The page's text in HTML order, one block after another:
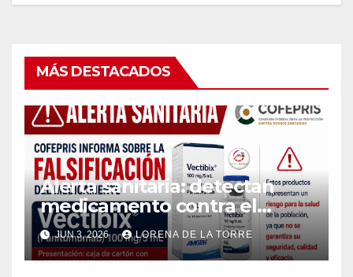
MÁS DESTACADOS
Alerta sanitaria: detectan
medicamento contra el
cáncer falsificado y vendido
por internet
JUN 3, 2026 LORENA DE LA TORRE